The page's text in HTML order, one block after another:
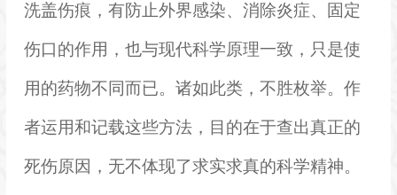
洗盖伤痕，有防止外界感染、消除炎症、固定
伤口的作用，也与现代科学原理一致，只是使
用的药物不同而已。诸如此类，不胜枚举。作
者运用和记载这些方法，目的在于查出真正的
死伤原因，无不体现了求实求真的科学精神。